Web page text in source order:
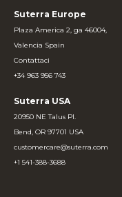
Suterra Europe
Plaza America 2, ga 46004,
Valencia Spain
Contattaci
+34 963 956 743
Suterra USA
20950 NE Talus Pl.
Bend, OR 97701 USA
customercare@suterra.com
+1 541-388-3688